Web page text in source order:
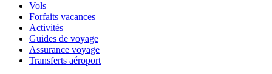
Vols
Forfaits vacances
Activités
Guides de voyage
Assurance voyage
Transferts aéroport